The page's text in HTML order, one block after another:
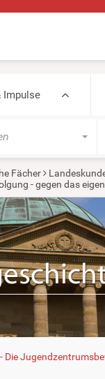
Impulse
Fächer
- gegen das
Die